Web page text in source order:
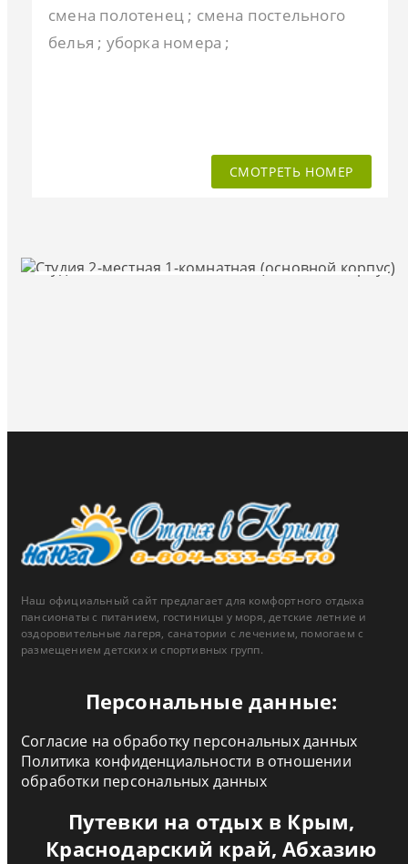
смена полотенец ; смена постельного
белья ; уборка номера ;
СМОТРЕТЬ НОМЕР
Наш официальный сайт предлагает для комфортного отдыха
пансионаты с питанием, гостиницы у моря, детские летние и
оздоровительные лагеря, санатории с лечением, помогаем с
размещением детских и спортивных групп.
Персональные данные:
Согласие на обработку персональных данных
Политика конфиденциальности в отношении
обработки персональных данных
Путевки на отдых в Крым,
Краснодарский край, Абхазию